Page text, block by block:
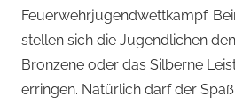
Feuerwehrjugendwettkampf.
stellen sich die Jugendlichen
Bronzene oder das Silberne
erringen. Natürlich darf der